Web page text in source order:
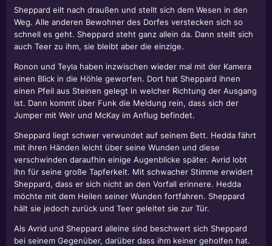
Sheppard eilt nach draußen und stellt sich dem Wesen in den
Weg. Alle anderen Bewohner des Dorfes verstecken sich so
schnell es geht. Sheppard steht ganz allein da. Dann stellt sich
auch Teer zu ihm, sie bleibt aber die einzige.
Ronon und Teyla haben inzwischen wieder mal mit der Kamera
einen Blick in die Höhle geworfen. Dort hat Sheppard ihnen
einen Pfeil aus Steinen gelegt in welcher Richtung der Ausgang
ist. Dann kommt über Funk die Meldung rein, dass sich der
Jumper mit Weir und McKay im Anflug befindet.
Sheppard liegt schwer verwundet auf seinem Bett. Hedda fährt
mit ihren Händen leicht über seine Wunden und diese
verschwinden daraufhin einige Augenblicke später. Avrid lobt
ihn für seine große Tapferkeit. Mit schwacher Stimme erwidert
Sheppard, dass er sich nicht an den Vorfall erinnere. Hedda
möchte mit dem Heilen seiner Wunden fortfahren. Sheppard
hält sie jedoch zurück und Teer geleitet sie zur Tür.
Als Avrid und Sheppard alleine sind beschwert sich Sheppard
bei seinem Gegenüber, darüber dass ihm keiner geholfen hat.